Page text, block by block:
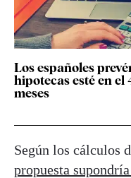
Los españoles
hipotecas esté en el
meses
Según los cálculos
propuesta